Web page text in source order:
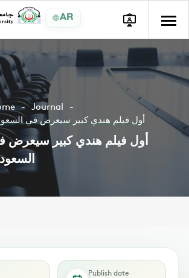
AR
Journal
أول فيلم هندي كبير سيعرض في
أول فيلم هندي كبير سيعرض
Publish date